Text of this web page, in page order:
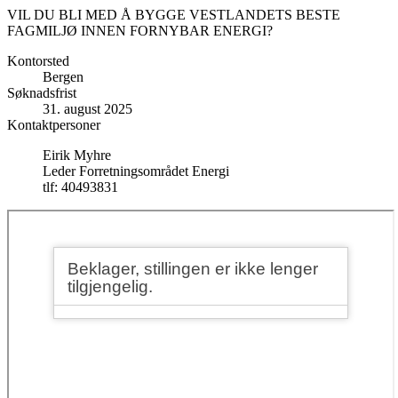
VIL DU BLI MED Å BYGGE VESTLANDETS BESTE
FAGMILJØ INNEN FORNYBAR ENERGI?
Kontorsted
Bergen
Søknadsfrist
31. august 2025
Kontaktpersoner
Eirik Myhre
Leder Forretningsområdet Energi
tlf: 40493831